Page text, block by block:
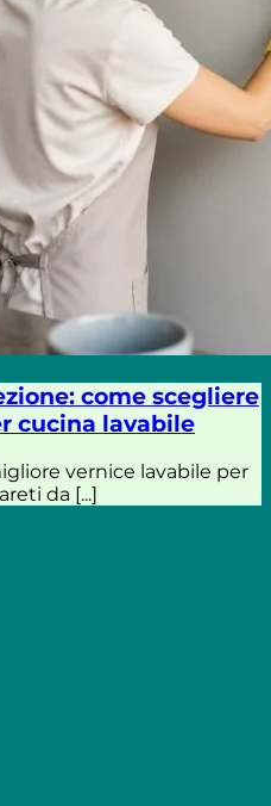
come scegliere
cucina lavabile
vernice lavabile per
da [...]